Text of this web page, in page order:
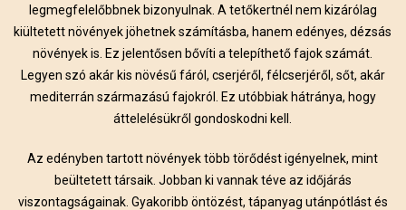
legmegfelelőbbnek bizonyulnak. A tetőkertnél nem kizárólag
kiültetett növények jöhetnek számításba, hanem edényes, dézsás
növények is. Ez jelentősen bővíti a telepíthető fajok számát.
Legyen szó akár kis növésű fáról, cserjéről, félcserjéről, sőt, akár
mediterrán származású fajokról. Ez utóbbiak hátránya, hogy
áttelelésükről gondoskodni kell.
Az edényben tartott növények több törődést igényelnek, mint
beültetett társaik. Jobban ki vannak téve az időjárás
viszontagságainak. Gyakoribb öntözést, tápanyag utánpótlást és